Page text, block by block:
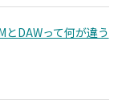
DAWって何が違う